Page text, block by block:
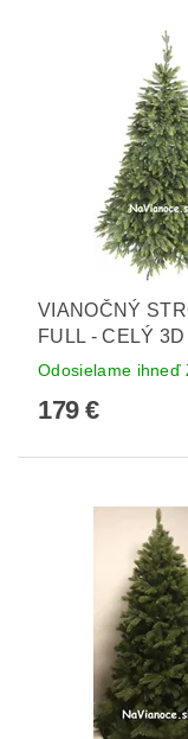
VIANOČNÝ
FULL - CELÝ
Odosielame ihneď
179 €